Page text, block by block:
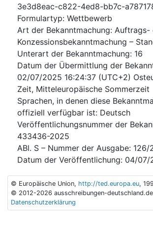
3e3d8eac-c822-4ed8-bb7c-
Formulartyp: Wettbewerb
Art der Bekanntmachung: Auftrags-
Konzessionsbekanntmachung –
Unterart der Bekanntmachung: 16
Datum der Übermittlung der
02/07/2025 16:24:37 (UTC+2)
Zeit, Mitteleuropäische Sommerzeit
Sprachen, in denen diese
offiziell verfügbar ist: Deutsch
Veröffentlichungsnummer der
433436-2025
ABl. S – Nummer der Ausgabe: 126/
Datum der Veröffentlichung: 04/07/
© Europäische Union, http://ted.europa.eu,
© 2012-2026 ausschreibungen-deutschland.de
Datenschutzerklärung